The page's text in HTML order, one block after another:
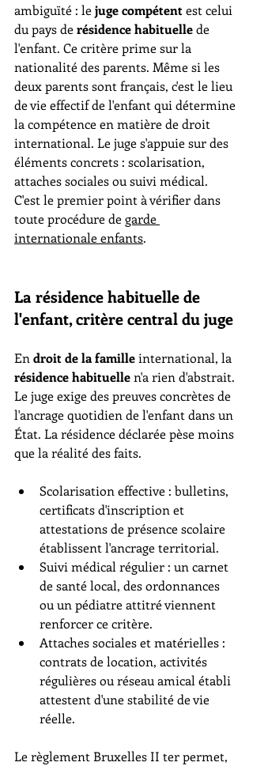
ambiguïté : le juge compétent est celui
du pays de résidence habituelle de
l'enfant. Ce critère prime sur la
nationalité des parents. Même si les
deux parents sont français, c'est le lieu
de vie effectif de l'enfant qui détermine
la compétence en matière de droit
international. Le juge s'appuie sur des
éléments concrets : scolarisation,
attaches sociales ou suivi médical.
C'est le premier point à vérifier dans
toute procédure de garde
internationale enfants.
La résidence habituelle de
l'enfant, critère central du juge
En droit de la famille international, la
résidence habituelle n'a rien d'abstrait.
Le juge exige des preuves concrètes de
l'ancrage quotidien de l'enfant dans un
État. La résidence déclarée pèse moins
que la réalité des faits.
Scolarisation effective : bulletins,
certificats d'inscription et
attestations de présence scolaire
établissent l'ancrage territorial.
Suivi médical régulier : un carnet
de santé local, des ordonnances
ou un pédiatre attitré viennent
renforcer ce critère.
Attaches sociales et matérielles :
contrats de location, activités
régulières ou réseau amical établi
attestent d'une stabilité de vie
réelle.
Le règlement Bruxelles II ter permet,